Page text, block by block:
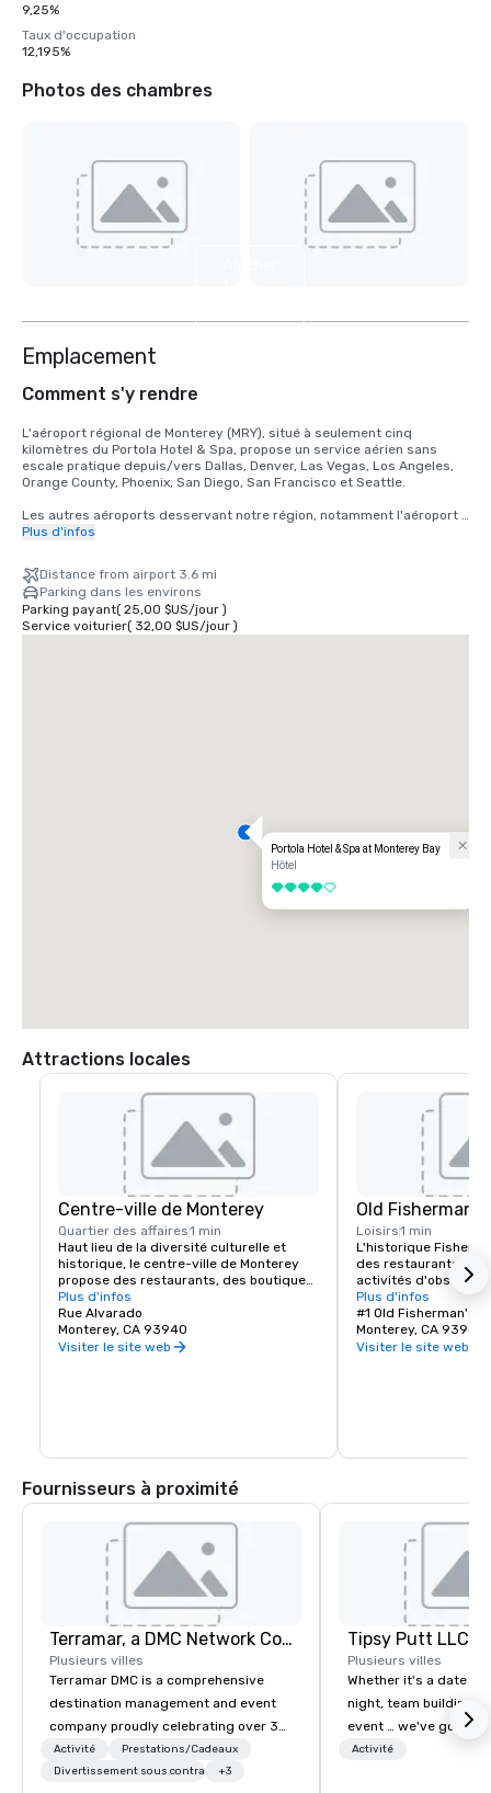
9,25%
Taux d'occupation
12,195%
Photos des chambres
Emplacement
Comment s'y rendre
L'aéroport régional de Monterey (MRY), situé à seulement cinq
kilomètres du Portola Hotel & Spa, propose un service aérien sans
escale pratique depuis/vers Dallas, Denver, Las Vegas, Los Angeles,
Orange County, Phoenix, San Diego, San Francisco et Seattle.
Les autres aéroports desservant notre région, notamment l'aéroport
international de San Jose (SJC) et l'aéroport international de San
fluide avec Monterey Airbus.
La plupart des principales attractions, divertissements et activités de
Monterey sont accessibles à pied depuis notre hôtel. Nous sommes
également heureux de vous aider à organiser le transport individuel
Plus d'infos
Distance from airport 3.6 mi
Parking dans les environs
Parking payant( 25,00 $US/jour)
Service voiturier( 32,00 $US/jour)
Portola Hotel & Spa at Monterey Bay
Hôtel
4 sur 5
Attractions locales
Centre-ville de Monterey
Quartier des affaires1 min
Haut lieu de la diversité culturelle et
historique, le centre-ville de Monterey
propose des restaurants, des boutiques,
des salles de dégustation, des musées,
des divertissements et un marché
fermier certifié hebdomadaire.
Plus d'infos
Rue Alvarado
Monterey, CA 93940
Visiter le site web
Old
Loisirs1 min
L'historique
des restaurants,
activités
voile et de pêche.
entrer dans le port
café pour regarder
HBO.
Plus d'infos
#1 Old Fisherman's
Monterey, CA 93940
Visiter le site web
Fournisseurs à proximité
Terramar, a DMC Network Company
Plusieurs villes
Terramar DMC is a comprehensive
destination management and event
company proudly celebrating over 30
years in business. Renowned for its
outstanding service, Terramar has
Activité
Prestations/Cadeaux
Divertissement sous contrat
+3
Tipsy Putt LLC
Plusieurs villes
Whether it's a date
night, team building,
event … we've got you
Unlimited amounts of
Activité